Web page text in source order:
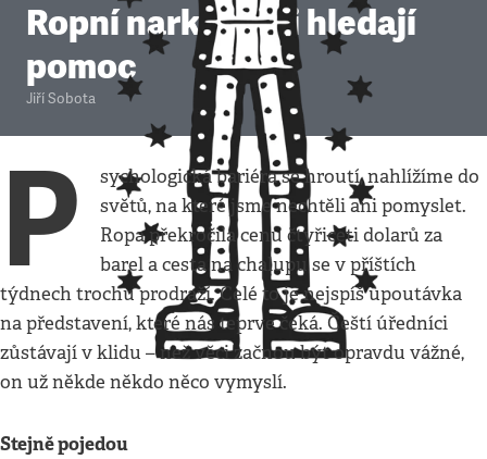
Ropní narkomani hledají
pomoc
Jiří Sobota
P
sychologická bariéra se hroutí, nahlížíme do
světů, na které jsme nechtěli ani pomyslet.
Ropa překročila cenu čtyřiceti dolarů za
barel a cesta na chalupu se v příštích
týdnech trochu prodraží. Celé to je nejspíš upoutávka
na představení, které nás teprve čeká. Čeští úředníci
zůstávají v klidu – než věci začnou být opravdu vážné,
on už někde někdo něco vymyslí.
Stejně pojedou